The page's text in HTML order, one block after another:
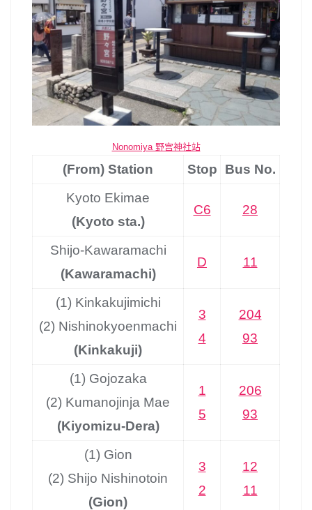
Nonomiya 野宫神社站
(From) Station Stop
Bus No.
Kyoto Ekimae
(Kyoto sta.)
C6 28
Shijo-Kawaramachi
(Kawaramachi)
D 11
(1) Kinkakujimichi
(2) Nishinokyoenmachi
(Kinkakuji)
3
4
204
93
(1) Gojozaka
(2) Kumanojinja Mae
(Kiyomizu-Dera)
1
5
206
93
(1) Gion
(2) Shijo Nishinotoin
(Gion)
3
2
12
11